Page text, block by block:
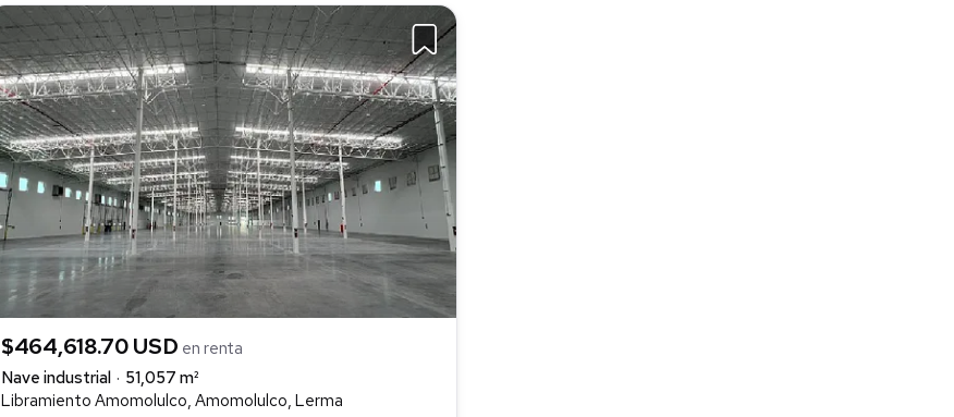
$464,618.70 USD en renta
Nave industrial
51,057 m²
Libramiento Amomolulco, Amomolulco, Lerma